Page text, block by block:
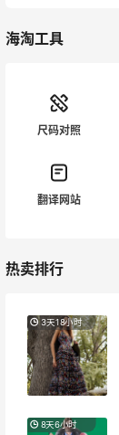
海淘工具
尺码对照
翻译网站
热卖排行
4天6小时
10天6小时